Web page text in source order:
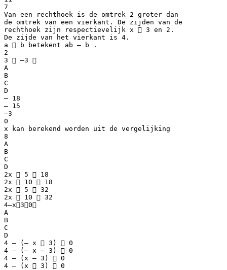
7
Van een rechthoek is de omtrek 2 groter dan
de omtrek van een vierkant. De zijden van de
rechthoek zijn respectievelijk x  3 en 2.
De zijde van het vierkant is 4.
a  b betekent ab – b .
2
3  –3 
A
B
C
D
– 18
– 15
–3
0
x kan berekend worden uit de vergelijking
8
A
B
C
D
2x  5  18
2x  10  18
2x  5  32
2x  10  32
4–x30
A
B
C
D
4 – (– x  3)  0
4 – (– x – 3)  0
4 – (x – 3)  0
4 – (x  3)  0